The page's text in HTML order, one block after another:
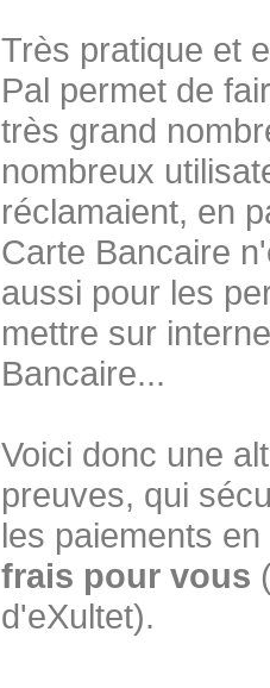
Très pratique et
Pal permet de
très grand
nombreux
réclamaient, en
Carte Bancaire
aussi pour les
mettre sur
Bancaire...
Voici donc une
preuves, qui
les paiements
frais pour vous
d'eXultet).